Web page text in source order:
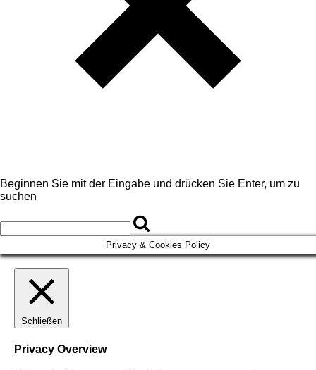
Beginnen Sie mit der Eingabe und drücken Sie Enter, um zu
suchen
Privacy & Cookies Policy
Schließen
Privacy Overview